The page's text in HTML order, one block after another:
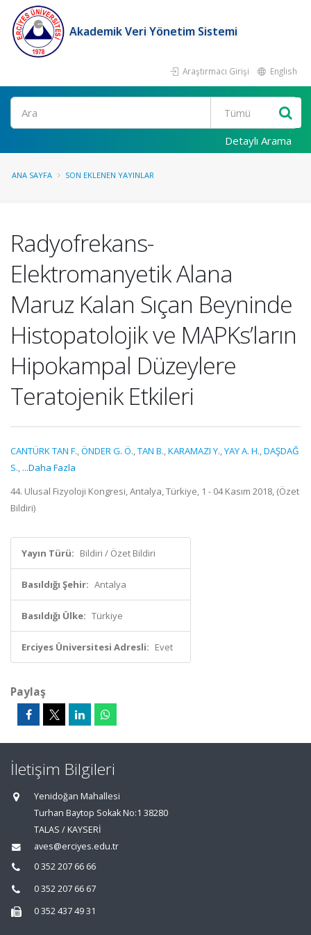
Akademik Veri Yönetim Sistemi
Araştırmacı Girişi English
Ara
Detaylı Arama
ANA SAYFA SON EKLENEN YAYINLAR
Radyofrekans-
Elektromanyetik Alana
Maruz Kalan Sıçan Beyninde
Histopatolojik ve MAPKs’ların
Hipokampal Düzeylere
Teratojenik Etkileri
CANTÜRK TAN F.,ÖNDER G. Ö.,TAN B.,KARAMAZI Y.,YAY A. H.,DAŞDAĞ
S., ...Daha Fazla
44. Ulusal Fizyoloji Kongresi, Antalya, Türkiye, 1 - 04 Kasım 2018, (Özet
Bildiri)
Yayın Türü: Bildiri / Özet Bildiri
Basıldığı Şehir: Antalya
Basıldığı Ülke: Türkiye
Erciyes Üniversitesi Adresli: Evet
Paylaş
İletişim Bilgileri
Yenidoğan Mahallesi
Turhan Baytop Sokak No:1 38280
TALAS / KAYSERİ
aves@erciyes.edu.tr
0 352 207 66 66
0 352 207 66 67
0 352 437 49 31